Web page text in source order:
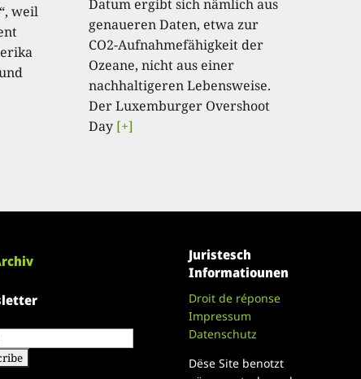
weil
Datum ergibt sich nämlich aus
genaueren Daten, etwa zur
CO2-Aufnahmefähigkeit der
Ozeane, nicht aus einer
nachhaltigeren Lebensweise.
Der Luxemburger Overshoot
Day [+]
Juristesch
Informatiounen
Droit de réponse
Impressum
Datenschutz
Dëse Site benotzt